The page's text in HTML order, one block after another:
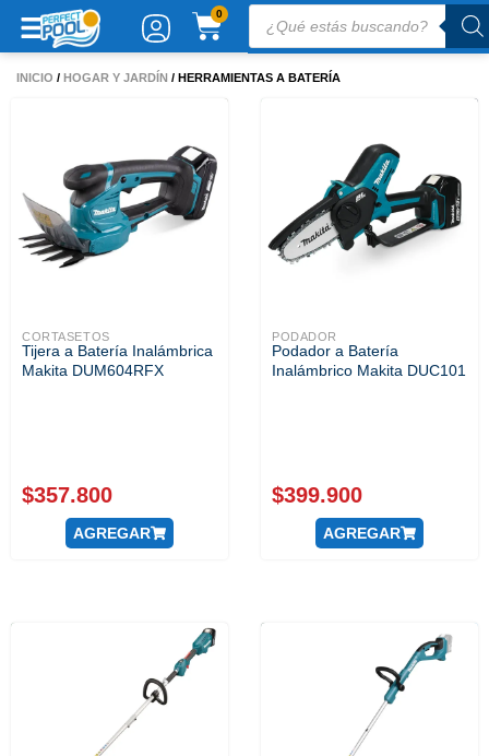
0
CARRITO
productos
INICIO / HOGAR Y JARDÍN / HERRAMIENTAS A BATERÍA
CORTASETOS
Tijera a Batería Inalámbrica
Makita DUM604RFX
$357.800
AGREGAR
PODADOR
Podador a Batería
Inalámbrico Makita DUC101
$399.900
AGREGAR